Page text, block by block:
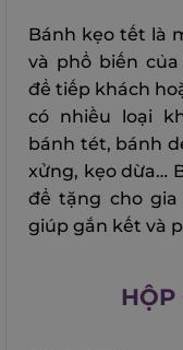
Bánh kẹo tết là
và phổ biến
để tiếp khách
có nhiều loại
bánh tét, bánh
xửng, kẹo dừa…
để tặng cho
giúp gắn kết và
HỘP